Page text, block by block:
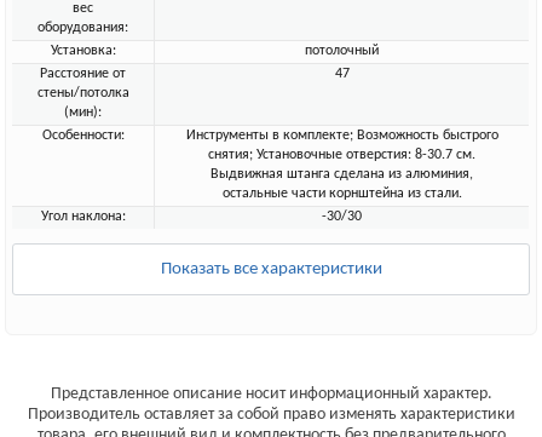
вес
оборудования:
Установка:
потолочный
Расстояние от
стены/потолка
(мин):
47
Особенности:
Инструменты в комплекте; Возможность быстрого
снятия; Установочные отверстия: 8-30.7 см.
Выдвижная штанга сделана из алюминия,
остальные части корнштейна из стали.
Угол наклона:
-30/30
Показать все характеристики
Представленное описание носит информационный характер.
Производитель оставляет за собой право изменять характеристики